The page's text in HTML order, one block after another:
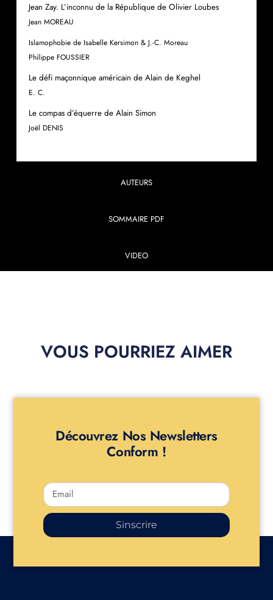
AUTEURS
SOMMAIRE PDF
VIDEO
Jean Zay. L’inconnu de la République de OlivierLoubes
Jean MOREAU
Islamophobie de Isabelle Kersimon & J.-C. Moreau
Philippe FOUSSIER
Le défi maçonnique américain de Alain de Keghel
E. C.
Le compas d’équerre de Alain Simon
Joël DENIS
VOUS POURRIEZ AIMER
Découvrez Nos Newsletters
Conform !
Sinscrire